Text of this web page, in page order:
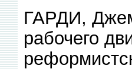
ГАРДИ,
рабочего